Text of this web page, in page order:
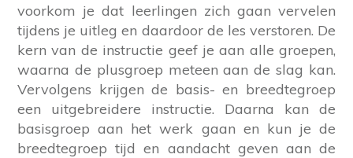
voorkom je dat leerlingen zich gaan vervelen
tijdens je uitleg en daardoor de les verstoren. De
kern van de instructie geef je aan alle groepen,
waarna de plusgroep meteen aan de slag kan.
Vervolgens krijgen de basis- en breedtegroep
een uitgebreidere instructie. Daarna kan de
basisgroep aan het werk gaan en kun je de
breedtegroep tijd en aandacht geven aan de